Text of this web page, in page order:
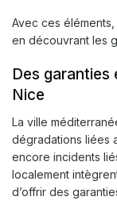
Avec ces
en découvrant les
Des
Nice
La ville
dégradations liées
encore incidents
localement
d’offrir des